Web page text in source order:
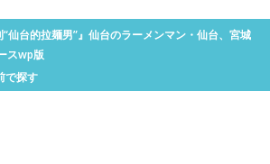
台的拉麺男”』仙台のラーメンマン・仙台、宮城
スwp版
で探す